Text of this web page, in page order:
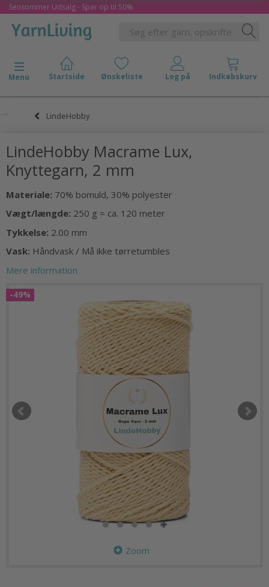
Sensommer Udsalg - Spar op til 50%
Skifte navigation
Menu
LindeHobby
LindeHobby Macrame Lux,
Knyttegarn, 2 mm
Materiale: 70% bomuld, 30% polyester
Vægt/længde: 250 g = ca. 120 meter
Tykkelse: 2.00 mm
Vask: Håndvask / Må ikke tørretumbles
Mere information
-49%
Zoom